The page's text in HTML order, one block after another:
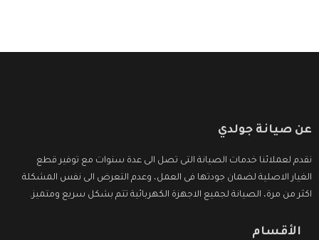
عن صيانة جولدي
نقدم لعملائنا خدمات الصيانة التى تصل الى عدة سنوات مع توفير قطع
الغيار الاصلية لضمان جودتها فى العمل، وعدم التعرض الى نفس المشكلة
اكثر من مرة، الصيانة لجميع الاجهزة الكهربائية تتم بشكل سريع ومتميز.
الأقسام